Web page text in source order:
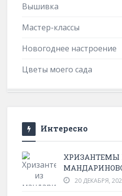
Вышивка
Мастер-классы
Новогоднее настроение
Цветы моего сада
Интересно
ХРИЗАНТЕМЫ
20 ДЕКАБРЯ,